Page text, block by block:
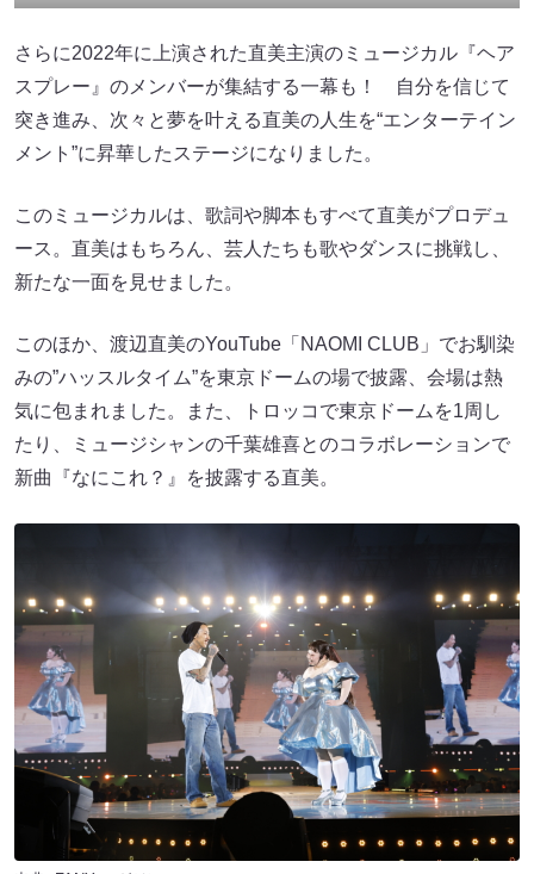
さらに2022年に上演された直美主演のミュージカル『ヘア
スプレー』のメンバーが集結する一幕も！ 自分を信じて
突き進み、次々と夢を叶える直美の人生を“エンターテイン
メント”に昇華したステージになりました。
このミュージカルは、歌詞や脚本もすべて直美がプロデュ
ース。直美はもちろん、芸人たちも歌やダンスに挑戦し、
新たな一面を見せました。
このほか、渡辺直美のYouTube「NAOMI CLUB」でお馴染
みの”ハッスルタイム”を東京ドームの場で披露、会場は熱
気に包まれました。また、トロッコで東京ドームを1周し
たり、ミュージシャンの千葉雄喜とのコラボレーションで
新曲『なにこれ？』を披露する直美。